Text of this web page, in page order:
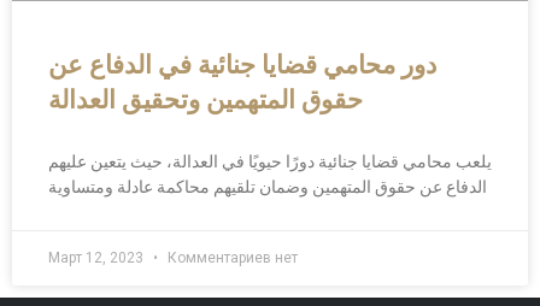
دور محامي قضايا جنائية في الدفاع عن
حقوق المتهمين وتحقيق العدالة
يلعب محامي قضايا جنائية دورًا حيويًا في العدالة، حيث يتعين عليهم
الدفاع عن حقوق المتهمين وضمان تلقيهم محاكمة عادلة ومتساوية
Март 12, 2023 Комментариев нет